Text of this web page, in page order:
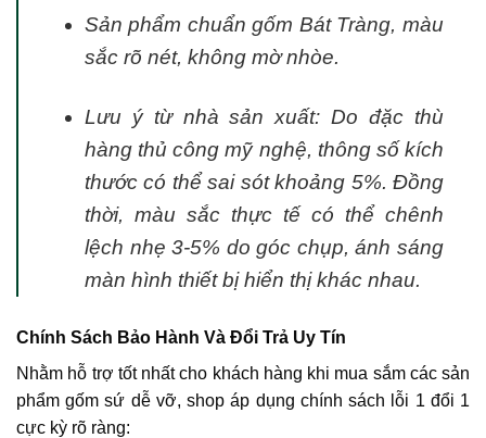
Sản phẩm chuẩn gốm Bát Tràng, màu
sắc rõ nét, không mờ nhòe.
Lưu ý từ nhà sản xuất: Do đặc thù
hàng thủ công mỹ nghệ, thông số kích
thước có thể sai sót khoảng 5%. Đồng
thời, màu sắc thực tế có thể chênh
lệch nhẹ 3-5% do góc chụp, ánh sáng
màn hình thiết bị hiển thị khác nhau.
Chính Sách Bảo Hành Và Đổi Trả Uy Tín
Nhằm hỗ trợ tốt nhất cho khách hàng khi mua sắm các sản
phẩm gốm sứ dễ vỡ, shop áp dụng chính sách lỗi 1 đổi 1
cực kỳ rõ ràng: